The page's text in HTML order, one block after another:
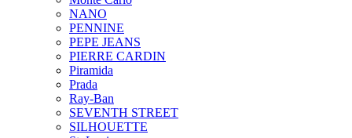
NANO
PENNINE
PEPE JEANS
PIERRE CARDIN
Piramida
Prada
Ray-Ban
SEVENTH STREET
SILHOUETTE